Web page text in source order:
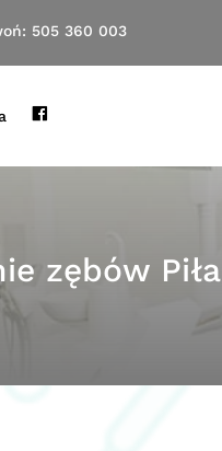
505 360 003
fb
zębów Piła